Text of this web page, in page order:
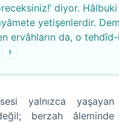
diyor.
yetişenlerdir.
ervâhların da, o
1
yalnızca yaşayan
berzah âleminde